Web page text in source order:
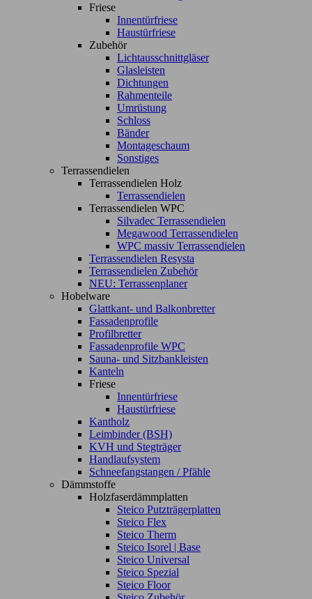
Friese
Innentürfriese
Haustürfriese
Zubehör
Lichtausschnittgläser
Glasleisten
Dichtungen
Rahmenteile
Umrüstung
Schloss
Bänder
Montageschaum
Sonstiges
Terrassendielen
Terrassendielen Holz
Terrassendielen
Terrassendielen WPC
Silvadec Terrassendielen
Megawood Terrassendielen
WPC massiv Terrassendielen
Terrassendielen Resysta
Terrassendielen Zubehör
NEU: Terrassenplaner
Hobelware
Glattkant- und Balkonbretter
Fassadenprofile
Profilbretter
Fassadenprofile WPC
Sauna- und Sitzbankleisten
Kanteln
Friese
Innentürfriese
Haustürfriese
Kantholz
Leimbinder (BSH)
KVH und Stegträger
Handlaufsystem
Schneefangstangen / Pfähle
Dämmstoffe
Holzfaserdämmplatten
Steico Putzträgerplatten
Steico Flex
Steico Therm
Steico Isorel | Base
Steico Universal
Steico Spezial
Steico Floor